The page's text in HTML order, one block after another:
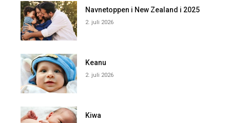
Navnetoppen i New Zealand i 2025
2. juli 2026
Keanu
2. juli 2026
Kiwa